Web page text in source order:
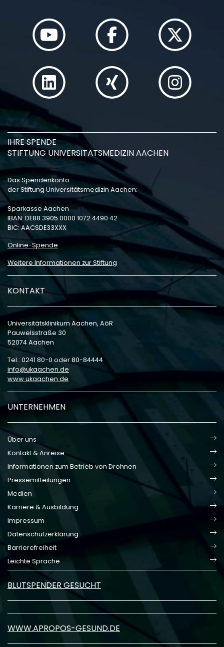
IHRE SPENDE
STIFTUNG UNIVERSITÄTSMEDIZIN AACHEN
Das Spendenkonto
der Stiftung Universitätsmedizin Aachen:
Sparkasse Aachen
IBAN: DE88 3905 0000 1072 4490 42
BIC: AACSDE33XXX
Online-Spende
Weitere Informationen zur Stiftung
KONTAKT
Universitätsklinikum Aachen, AöR
Pauwelsstraße 30
52074 Aachen
Tel.: 0241 80-0 oder 80-84444
info
ukaachen de
www.ukaachen.de
UNTERNEHMEN
Über uns
Kontakt & Anreise
Informationen zum Betrieb von Drohnen
Pressemitteilungen
Medien
Karriere & Ausbildung
Impressum
Datenschutzerklärung
Barrierefreiheit
Leichte Sprache
BLUTSPENDER GESUCHT
WWW.APROPOS-GESUND.DE